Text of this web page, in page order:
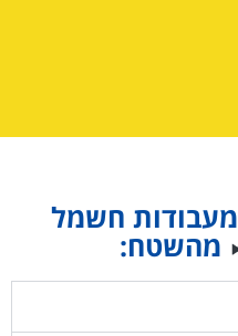
מעבודות חשמל
מהשטח: